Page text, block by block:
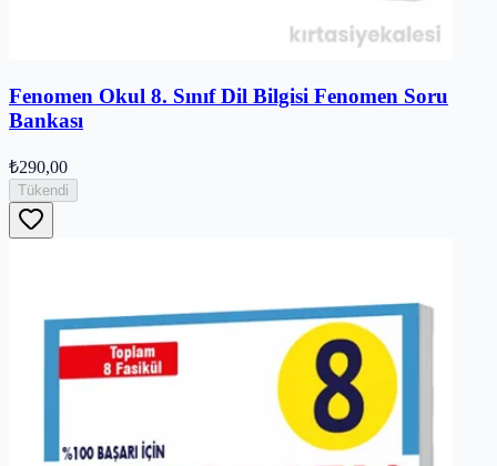
Fenomen Okul 8. Sınıf Dil Bilgisi Fenomen Soru
Bankası
₺290,00
Tükendi